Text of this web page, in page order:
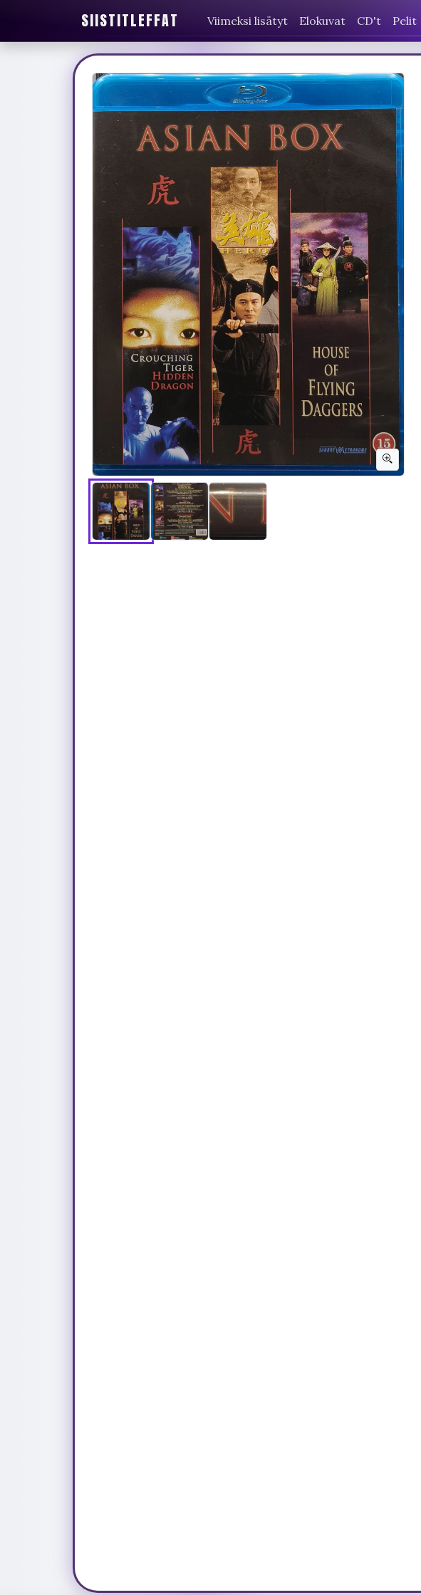
SIISTITLEFFAT Viimeksi lisätyt Elokuvat CD't Pelit